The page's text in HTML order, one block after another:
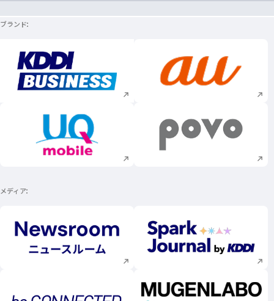
ブランド
新規ウィンドウで開く 新規ウィンドウで
新規ウィンドウで開く 新規ウィンドウで
メディア
新規ウィンドウで開く 新規ウィンドウで